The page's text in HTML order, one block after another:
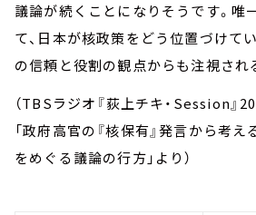
議論が続くことになりそうです。唯
て、日本が核政策をどう位置づけて
の信頼と役割の観点からも注視され
（TBSラジオ『荻上チキ・Session』
「政府高官の『核保有』発言から考
をめぐる議論の行方」より）